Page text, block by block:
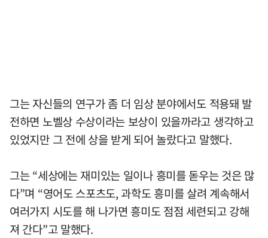
그는 자신들의 연구가 좀 더 임상 분야에서도 적용돼 발
전하면 노벨상 수상이라는 보상이 있을까라고 생각하고
있었지만 그 전에 상을 받게 되어 놀랐다고 말했다.
그는 “세상에는 재미있는 일이나 흥미를 돋우는 것은 많
다”며 “영어도 스포츠도, 과학도 흥미를 살려 계속해서
여러가지 시도를 해 나가면 흥미도 점점 세련되고 강해
져 간다”고 말했다.